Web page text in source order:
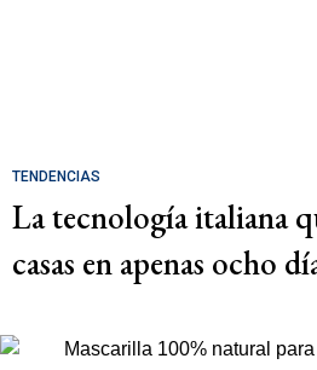
TENDENCIAS
La tecnología italiana
casas en apenas ocho